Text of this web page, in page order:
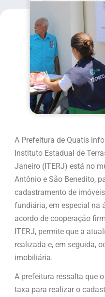
A Prefeitura de Quatis
Instituto Estadual de
Janeiro (ITERJ) está no
Antônio e São Benedito,
cadastramento de
fundiária, em especial na
acordo de cooperação
ITERJ, permite que a
realizada e, em seguida,
imobiliária.
A prefeitura ressalta que
taxa para realizar o